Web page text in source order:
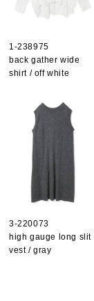
1-238975
back gather wide
shirt / off white
3-220073
high gauge long slit
vest / gray